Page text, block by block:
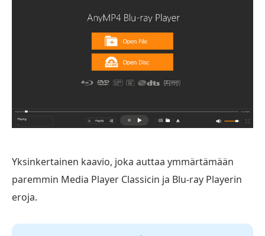
Yksinkertainen kaavio, joka auttaa ymmärtämään
paremmin Media Player Classicin ja Blu-ray Playerin
eroja.